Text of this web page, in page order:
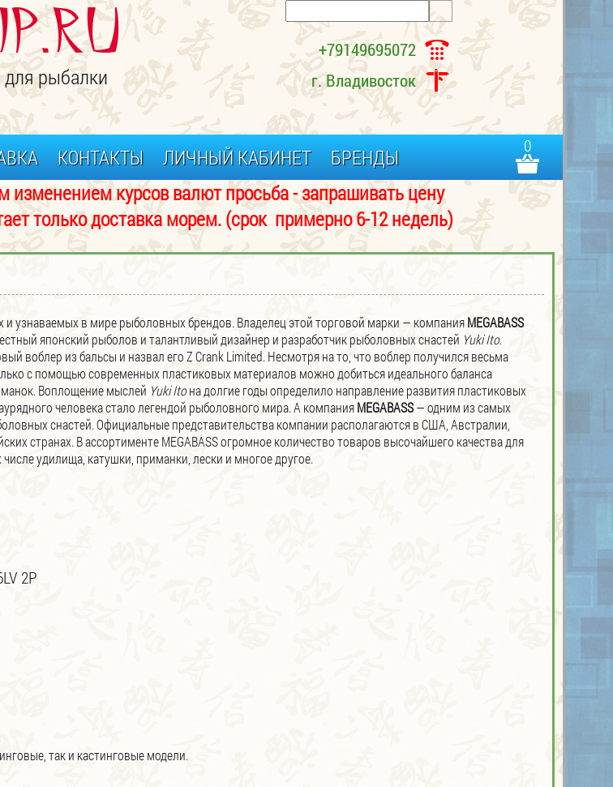
рыбалки
+79149695072
г. Владивосток
0
КОНТАКТЫ ЛИЧНЫЙ КАБИНЕТ
БРЕНДЫ
валют просьба - запрашивать цену
доставка морем. (срок примерно 6-12 недель)
узнаваемых в мире рыболовных брендов. Владелец этой торговой марки — компанияMEGABASS
японский рыболов и талантливый дизайнер и разработчик рыболовных снастей Yuki Ito.
воблер из бальсы и назвал его Z Crank Limited. Несмотря на то, что воблер получился весьма
с помощью современных пластиковых материалов можно добиться идеального баланса
Воплощение мыслей Yuki Itoна долгие годы определило направление развития пластиковых
человека стало легендой рыболовного мира. А компанияMEGABASS— одним из самых
снастей. Официальные представительства компании располагаются в США, Австралии,
странах. В ассортименте MEGABASS огромное количество товаров высочайшего качества для
удилища, катушки, приманки, лески и многое другое.
2P
так и кастинговые модели.